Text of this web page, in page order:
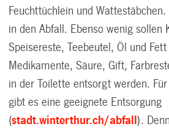
Feuchttüchlein und
in den Abfall. Ebenso wenig sollen
Speisereste, Teebeutel, Öl und
Medikamente, Säure, Gift,
in der Toilette entsorgt werden.
gibt es eine geeignete Entsorgung
(stadt.winterthur.ch/abfall).